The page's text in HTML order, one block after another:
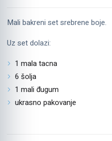
Mali bakreni set srebrene boje.
Uz set dolazi:
1 mala tacna
6 šolja
1 mali đugum
ukrasno pakovanje